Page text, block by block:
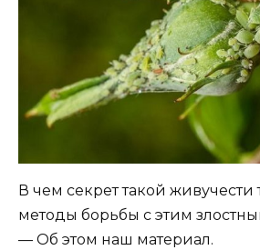
В чем секрет такой живучести
методы борьбы с этим
— Об этом наш материал.